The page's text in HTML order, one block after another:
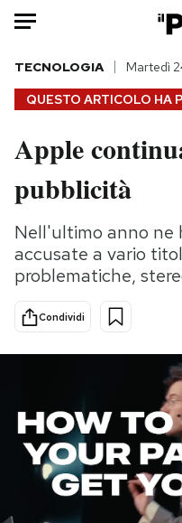
HOME
Italia
Politica
Tecnologia
Internet
Scienza
Cultura
Economia
PODCAST
NEWSLETTER
QUESTO ARTICOLO HA
TECNOLOGIA Martedì
Apple
pubblicità
Nell'ultimo anno
accusate a vario
problematiche,
Condividi